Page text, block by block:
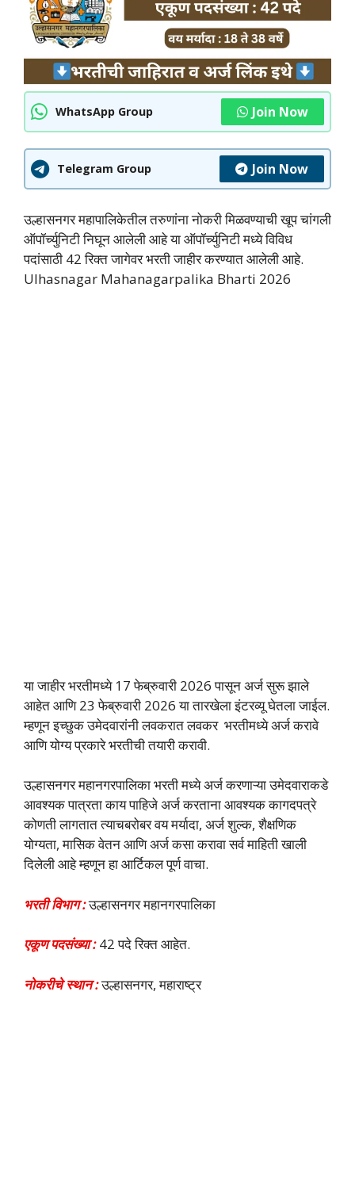
WhatsApp Group Join Now
Telegram Group Join Now
उल्हासनगर महापालिकेतील तरुणांना नोकरी मिळवण्याची खूप चांगली
ऑपॉर्च्युनिटी निघून आलेली आहे या ऑपॉर्च्युनिटी मध्ये विविध
पदांसाठी 42 रिक्त जागेवर भरती जाहीर करण्यात आलेली आहे.
Ulhasnagar Mahanagarpalika Bharti 2026
या जाहीर भरतीमध्ये 17 फेब्रुवारी 2026 पासून अर्ज सुरू झाले
आहेत आणि 23 फेब्रुवारी 2026 या तारखेला इंटरव्यू घेतला जाईल.
म्हणून इच्छुक उमेदवारांनी लवकरात लवकर भरतीमध्ये अर्ज करावे
आणि योग्य प्रकारे भरतीची तयारी करावी.
उल्हासनगर महानगरपालिका भरती मध्ये अर्ज करणाऱ्या उमेदवाराकडे
आवश्यक पात्रता काय पाहिजे अर्ज करताना आवश्यक कागदपत्रे
कोणती लागतात त्याचबरोबर वय मर्यादा, अर्ज शुल्क, शैक्षणिक
योग्यता, मासिक वेतन आणि अर्ज कसा करावा सर्व माहिती खाली
दिलेली आहे म्हणून हा आर्टिकल पूर्ण वाचा.
भरती विभाग :उल्हासनगर महानगरपालिका
एकूण पदसंख्या :42 पदे रिक्त आहेत.
नोकरीचे स्थान :उल्हासनगर, महाराष्ट्र